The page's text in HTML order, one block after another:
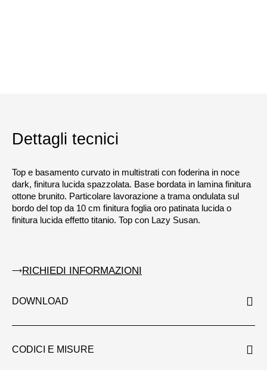
Dettagli tecnici
Top e basamento curvato in multistrati con foderina in noce
dark, finitura lucida spazzolata. Base bordata in lamina finitura
ottone brunito. Particolare lavorazione a trama ondulata sul
bordo del top da 10 cm finitura foglia oro patinata lucida o
finitura lucida effetto titanio. Top con Lazy Susan.
RICHIEDI INFORMAZIONI
DOWNLOAD
CODICI E MISURE